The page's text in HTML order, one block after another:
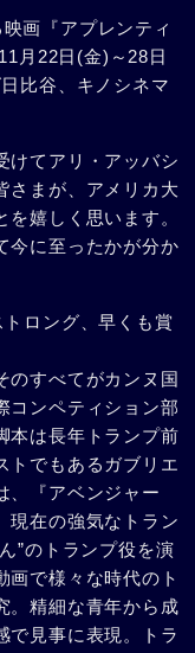
画『アプレンティ
月22日(金)～28日
比谷、キノシネマ
けてアリ・アッバシ
さまが、アメリカ大
嬉しく思います。
今に至ったかが分か
ロング、早くも賞
のすべてがカンヌ国
コンペティション部
本は長年トランプ前
トでもあるガブリエ
、『アベンジャー
現在の強気なトラン
”のトランプ役を演
画で様々な時代のト
。精細な青年から成
で見事に表現。トラ